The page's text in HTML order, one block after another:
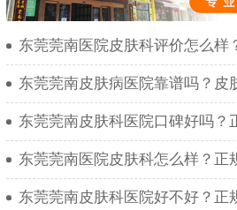
东莞莞南医院皮肤科评价怎么样
东莞莞南皮肤病医院靠谱吗？皮
东莞莞南皮肤科医院口碑好吗？
东莞莞南医院皮肤科怎么样？正
东莞莞南皮肤科医院好不好？正